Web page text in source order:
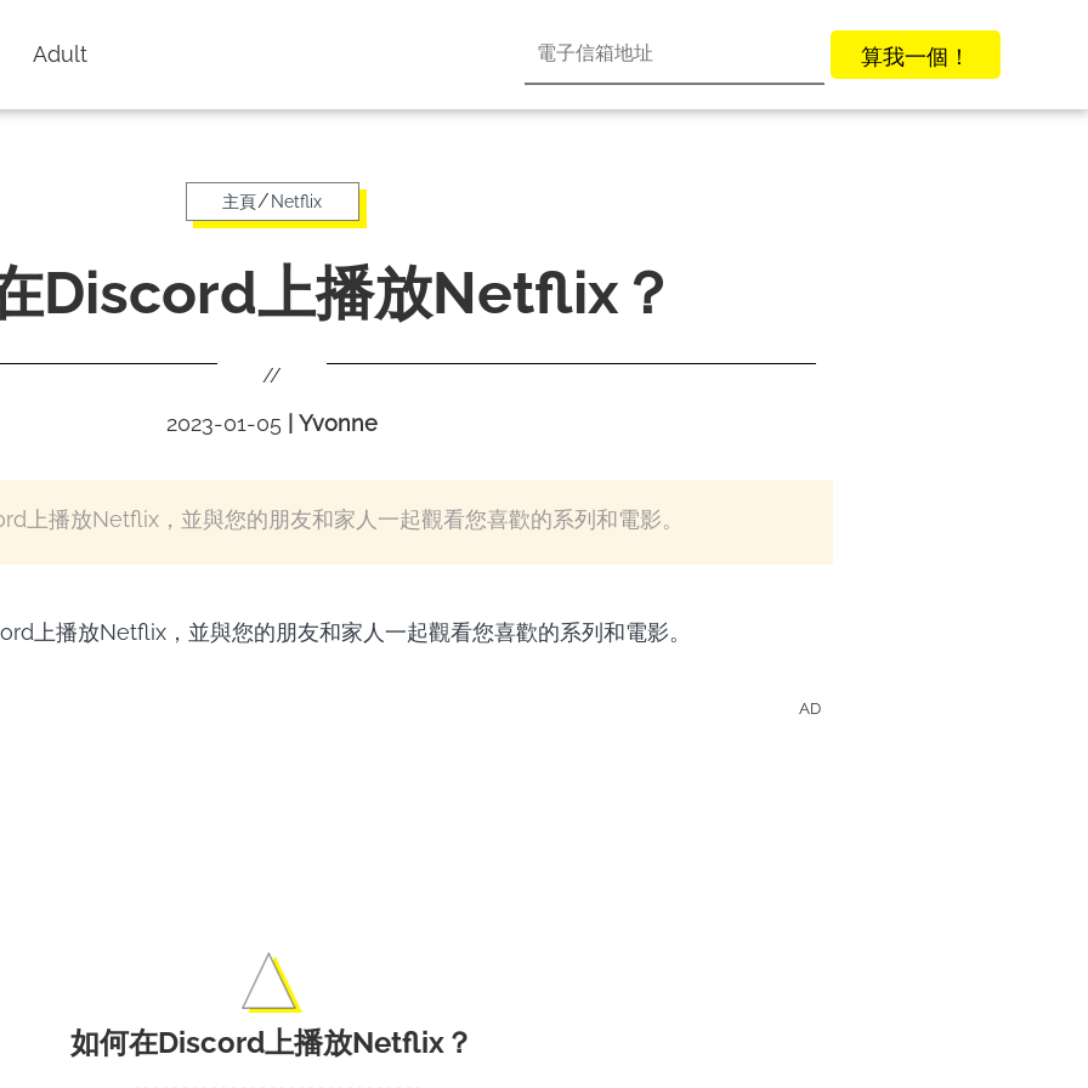
Adult 算我一個！
主頁/ Netflix
Discord上播放Netflix？
//
2023-01-05 Yvonne
上播放Netflix，並與您的朋友和家人一起觀看您喜歡的系列和電影。
上播放Netflix，並與您的朋友和家人一起觀看您喜歡的系列和電影。
AD
如何在Discord上播放Netflix？